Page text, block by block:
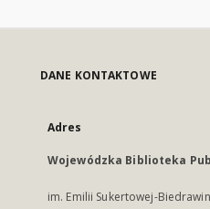
DANE KONTAKTOWE
Adres
Wojewódzka Biblioteka
im. Emilii Sukertowej-